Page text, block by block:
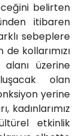
belirten
itibaren
sebeplere
kollarımızı
üzerine
olan
yerine
kadınlarımız
etkinlik